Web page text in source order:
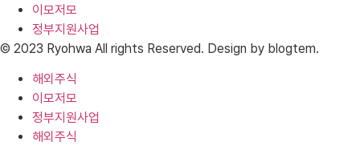
이모저모
정부지원사업
© 2023 Ryohwa All rights Reserved. Design by blogtem.
해외주식
이모저모
정부지원사업
해외주식